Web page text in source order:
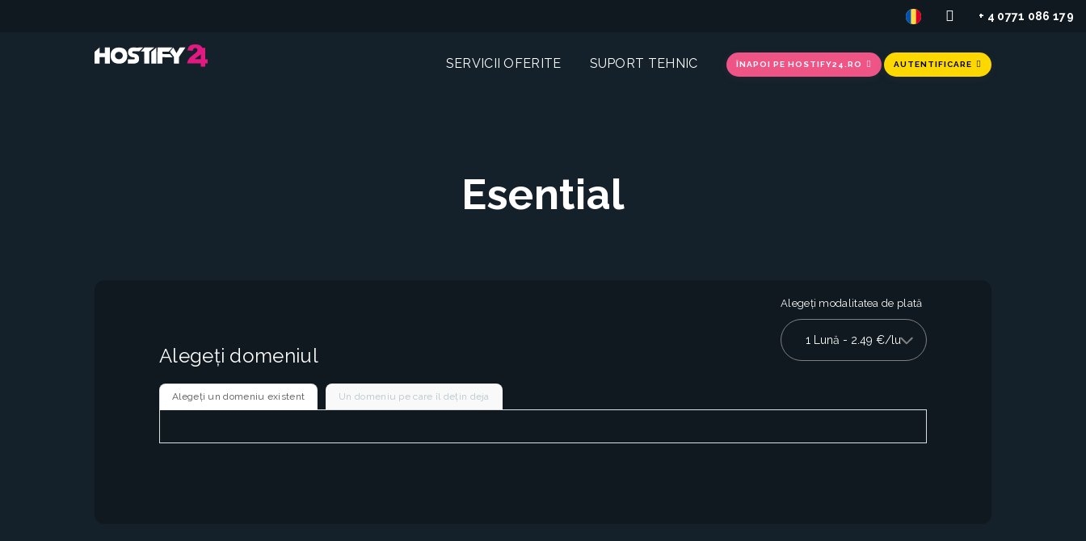
+ 4 0771 086 179
SERVICII OFERITE SUPORT TEHNIC ÎNAPOI PE HOSTIFY24.RO AUTENTIFICARE
Esential
Alegeți modalitatea de plată
Alegeți domeniul
Alegeți un domeniu existent Un domeniu pe care îl dețin deja